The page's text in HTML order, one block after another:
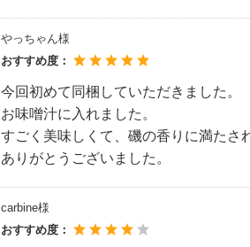
やっちゃん様
おすすめ度：
今回初めて同梱していただきました。
お味噌汁に入れました。
すごく美味しくて、磯の香りに満たさ
ありがとうございました。
carbine様
おすすめ度：